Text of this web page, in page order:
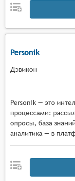
Personik
Дэвикон
Personik — это
процессами:
опросы, база
аналитика — в